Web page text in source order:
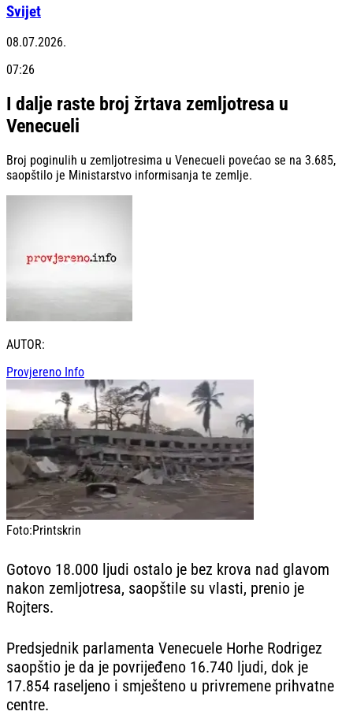
Svijet
08.07.2026.
07:26
I dalje raste broj žrtava zemljotresa u
Venecueli
Broj poginulih u zemljotresima u Venecueli povećao se na 3.685,
saopštilo je Ministarstvo informisanja te zemlje.
AUTOR:
Provjereno Info
Foto:Printskrin
Gotovo 18.000 ljudi ostalo je bez krova nad glavom
nakon zemljotresa, saopštile su vlasti, prenio je
Rojters.
Predsjednik parlamenta Venecuele Horhe Rodrigez
saopštio je da je povrijeđeno 16.740 ljudi, dok je
17.854 raseljeno i smješteno u privremene prihvatne
centre.